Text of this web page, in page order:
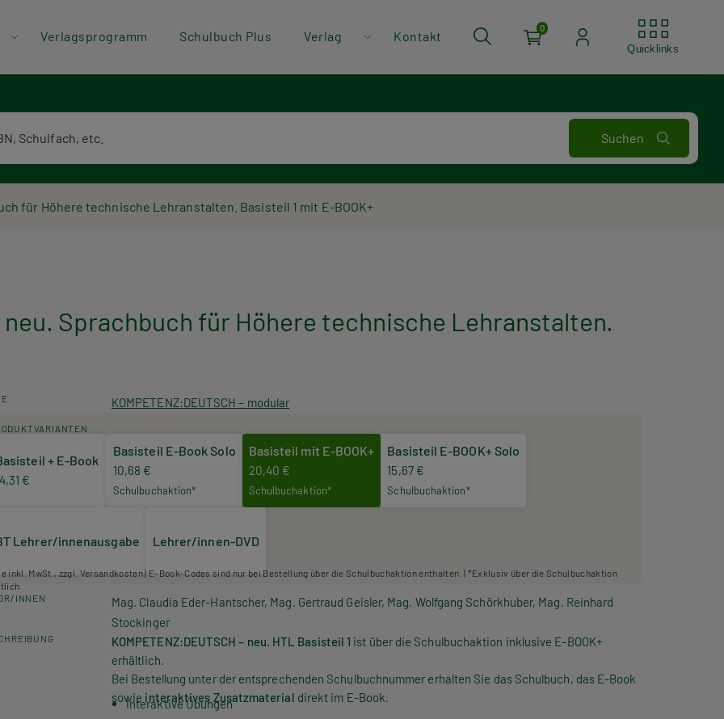
Verlagsprogramm Schulbuch Plus Verlag Kontakt
0
Quicklinks
für Höhere technische Lehranstalten. Basisteil 1 mit E-BOOK+
neu. Sprachbuch für Höhere technische Lehranstalten.
KOMPETENZ:DEUTSCH – modular
+ E-Book
€
Basisteil E-Book Solo
10,68 €
Schulbuchaktion*
Basisteil mit E-BOOK+
20,40 €
Schulbuchaktion*
Basisteil E-BOOK+ Solo
15,67 €
Schulbuchaktion*
Lehrer/innenausgabe Lehrer/innen-DVD
inkl. MwSt., zzgl. Versandkosten | E-Book-Codes sind nur bei Bestellung über die Schulbuchaktion enthalten. | *Exklusiv über die Schulbuchaktion
INNEN
Mag. Claudia Eder-Hantscher, Mag. Gertraud Geisler, Mag. Wolfgang Schörkhuber, Mag. Reinhard
Stockinger
KOMPETENZ:DEUTSCH – neu. HTL Basisteil 1 ist über die Schulbuchaktion inklusive E-BOOK+
erhältlich.
Bei Bestellung unter der entsprechenden Schulbuchnummer erhalten Sie das Schulbuch, das E-Book
sowie interaktives Zusatzmaterial direkt im E-Book.
Interaktive Übungen